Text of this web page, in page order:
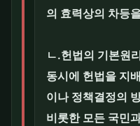
의 효력상의 차등
ㄴ.헌법의 기본원
동시에 헌법을 지
이나 정책결정의
비롯한 모든 국민